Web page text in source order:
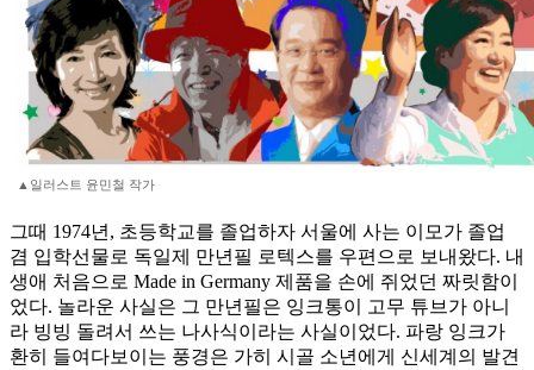
▲일러스트 윤민철 작가
그때 1974년, 초등학교를 졸업하자 서울에 사는 이모가 졸업
겸 입학선물로 독일제 만년필 로텍스를 우편으로 보내왔다. 내
생애 처음으로 Made in Germany 제품을 손에 쥐었던 짜릿함이
었다. 놀라운 사실은 그 만년필은 잉크통이 고무 튜브가 아니
라 빙빙 돌려서 쓰는 나사식이라는 사실이었다. 파랑 잉크가
환히 들여다보이는 풍경은 가히 시골 소년에게 신세계의 발견